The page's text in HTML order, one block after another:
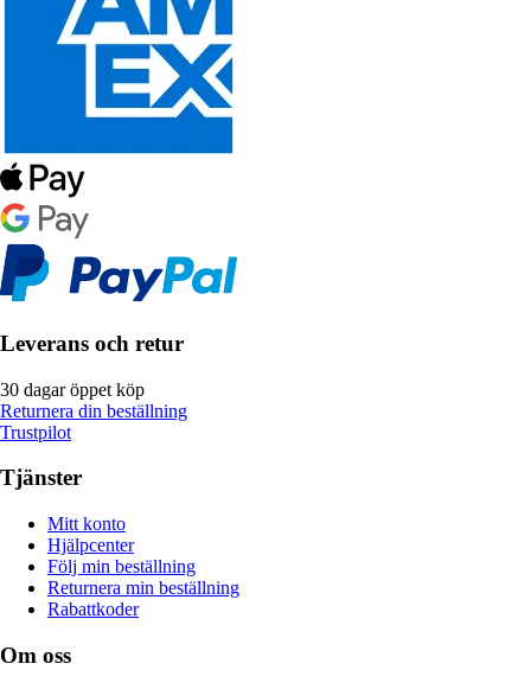
Leverans och retur
30 dagar öppet köp
Returnera din beställning
Trustpilot
Tjänster
Mitt konto
Hjälpcenter
Följ min beställning
Returnera min beställning
Rabattkoder
Om oss